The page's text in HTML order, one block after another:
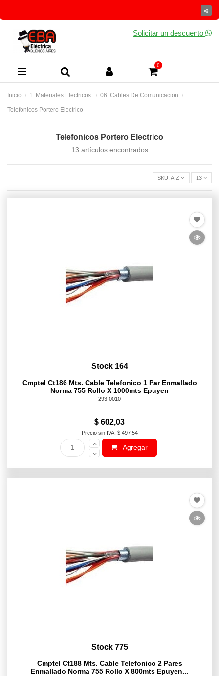
Solicitar un descuento
0
Inicio 1. Materiales Electricos. 06. Cables De Comunicacion
Telefonicos Portero Electrico
Telefonicos Portero Electrico
13 artículos encontrados
SKU, A-Z
Stock 164
Cmptel Ct186 Mts. Cable Telefonico 1 Par Enmallado
Norma 755 Rollo X 1000mts Epuyen
293-0010
$ 602,03
Precio sin IVA: $ 497,54
Agregar
Stock 775
Cmptel Ct188 Mts. Cable Telefonico 2 Pares
Enmallado Norma 755 Rollo X 800mts Epuyen...